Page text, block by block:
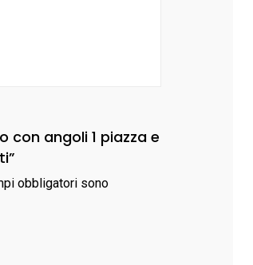
con angoli 1 piazza e
obbligatori sono